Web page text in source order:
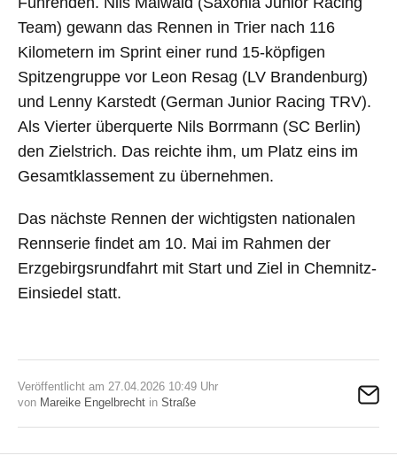
Team) gewann das Rennen in Trier nach 116
Kilometern im Sprint einer rund 15-köpfigen
Spitzengruppe vor Leon Resag (LV Brandenburg)
und Lenny Karstedt (German Junior Racing TRV).
Als Vierter überquerte Nils Borrmann (SC Berlin)
den Zielstrich. Das reichte ihm, um Platz eins im
Gesamtklassement zu übernehmen.
Das nächste Rennen der wichtigsten nationalen
Rennserie findet am 10. Mai im Rahmen der
Erzgebirgsrundfahrt mit Start und Ziel in Chemnitz-
Einsiedel statt.
Veröffentlicht am 27.04.2026 10:49 Uhr
von Mareike Engelbrecht in Straße